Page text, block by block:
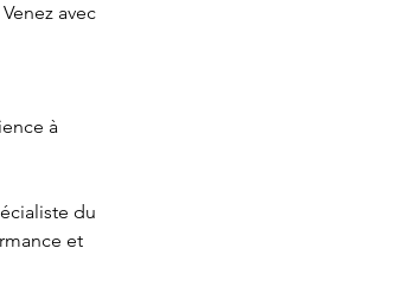
avec
à
du
et